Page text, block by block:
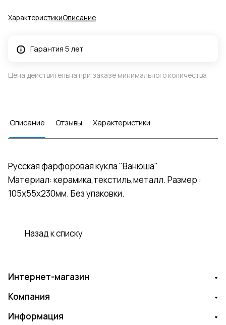
ХарактеристикиОписание
Гарантия 5 лет
Цена действительна при заказе минимального количества
Описание Отзывы Характеристики
Русская фарфоровая кукла "Ванюша"
Материал: керамика,текстиль,металл. Размер :
105х55х230мм. Без упаковки.
Назад к списку
Интернет-магазин
Компания
Информация